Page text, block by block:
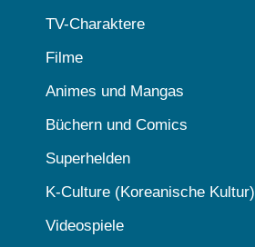
TV-Charaktere
Filme
Animes und Mangas
Büchern und Comics
Superhelden
K-Culture (Koreanische Kultur)
Videospiele